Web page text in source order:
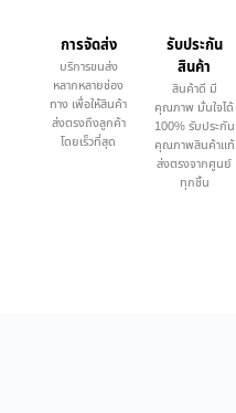
การจัดส่ง
บริการขนส่ง
หลากหลายช่อง
ทาง เพื่อให้สินค้า
ส่งตรงถึงลูกค้า
โดยเร็วที่สุด
รับประกัน
สินค้า
สินค้าดี มี
คุณภาพ มั่นใจได้
100% รับประกัน
คุณภาพสินค้าแท้
ส่งตรงจากศูนย์
ทุกชิ้น